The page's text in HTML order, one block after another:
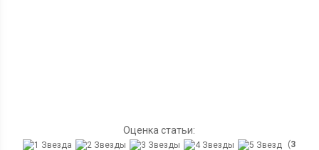
Оценка статьи:
(3